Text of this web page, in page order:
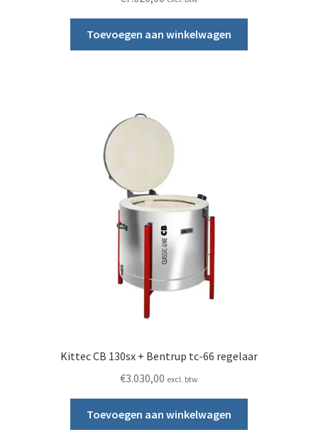
Toevoegen aan winkelwagen
Kittec CB 130sx + Bentrup tc-66 regelaar
€3.030,00 excl. btw
Toevoegen aan winkelwagen